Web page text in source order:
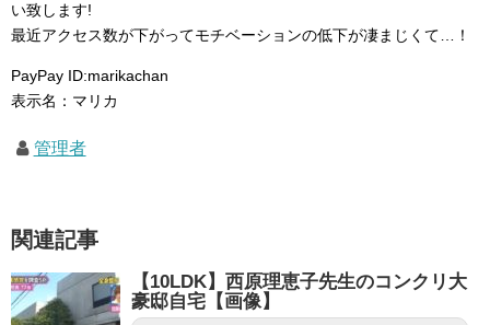
い致します!
最近アクセス数が下がってモチベーションの低下が凄まじくて…！
PayPay ID:marikachan
表示名：マリカ
管理者
関連記事
【10LDK】西原理恵子先生のコンクリ大
豪邸自宅【画像】